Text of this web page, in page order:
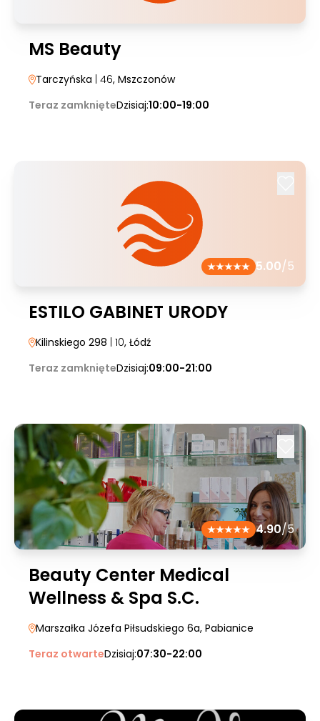
MS Beauty
Tarczyńska | 46, Mszczonów
Teraz zamknięteDzisiaj:10:00-19:00
5.00/5
ESTILO GABINET URODY
Kilinskiego 298 | 10, Łódź
Teraz zamknięteDzisiaj:09:00-21:00
4.90/5
Beauty Center Medical
Wellness & Spa S.C.
Marszałka Józefa Piłsudskiego 6a, Pabianice
Teraz otwarteDzisiaj:07:30-22:00